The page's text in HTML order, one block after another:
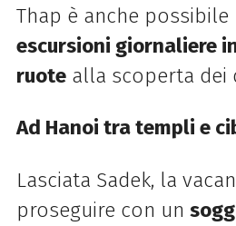
Thap è anche
escursioni giornaliere
ruotealla scoperta dei
Ad Hanoi tra templi e
Lasciata Sadek, la
proseguire con un